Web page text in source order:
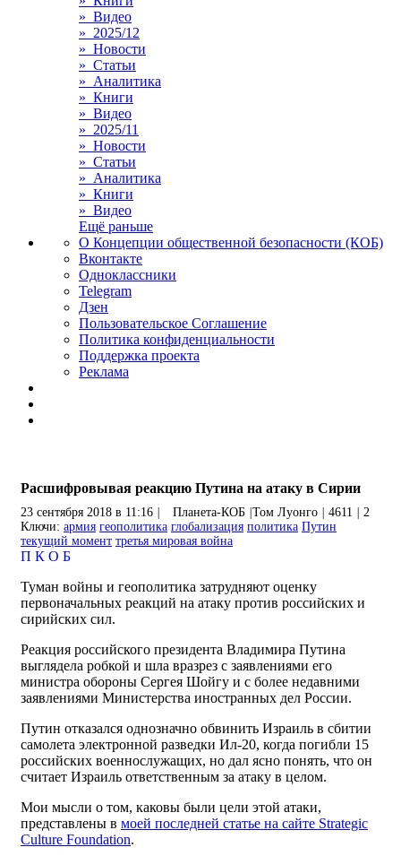
» Видео
» 2025/12
» Новости
» Статьи
» Аналитика
» Книги
» Видео
» 2025/11
» Новости
» Статьи
» Аналитика
» Книги
» Видео
Ещё раньше
О Концепции общественной безопасности (КОБ)
Вконтакте
Одноклассники
Telegram
Дзен
Пользовательское Соглашение
Политика конфиденциальности
Поддержка проекта
Реклама
Расшифровывая реакцию Путина на атаку в Сирии
23 сентября 2018 в 11:16 Планета-КОБ Том Луонго 4611
2
Ключи: армия геополитика глобализация политика Путин
текущий момент третья мировая война
П К О Б
Туман войны и геополитика затрудняют оценку
первоначальных реакций на атаку против российских и
сирийских сил.
Реакция российского президента Владимира Путина
выглядела робкой и шла вразрез с заявлениями его
министра обороны Сергея Шойгу и с более недавними
заявлениями Министерства иностранных дел России.
Путин отказался однозначно обвинить Израиль в сбитии
самолета электронной разведки Ил-20, когда погибли 15
российских военнослужащих, но дал ясно понять, что он
считает Израиль ответственным за атаку в целом.
Мои мысли о том, каковы были цели этой атаки,
представлены в моей последней статье на сайте Strategic
Culture Foundation.